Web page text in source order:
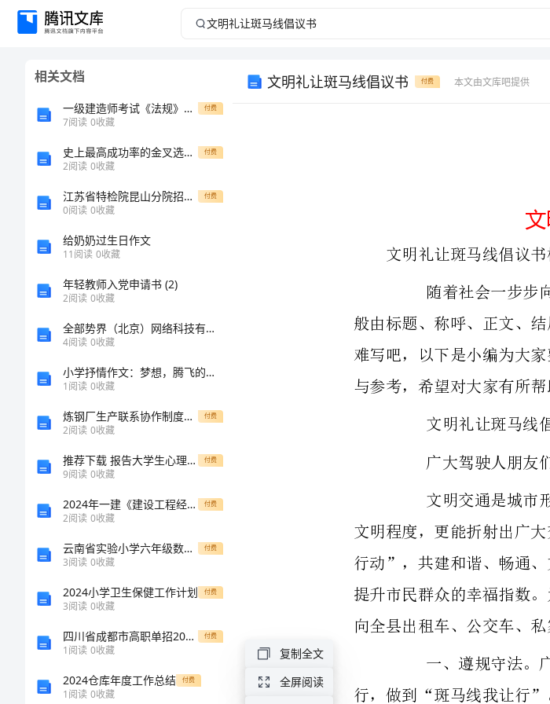
文
相关文档
一级建造师考试《法规》题库每日练习100题含答案[卷1672] 付费
7阅读 0收藏
史上最高成功率的金叉选股公式大全仅分享一次速度收藏! 付费
2阅读 0收藏
江苏省特检院昆山分院招考1名劳务派遣用工自我检测模拟卷2 付费
0阅读 0收藏
给奶奶过生日作文
11阅读 0收藏
年轻教师入党申请书 (2)
2阅读 0收藏
全部势界（北京）网络科技有限公司介绍企业发展分析报告
4阅读 0收藏
小学抒情作文：梦想，腾飞的翅膀
1阅读 0收藏
炼钢厂生产联系协作制度范文 付费
2阅读 0收藏
推荐下载 报告大学生心理健康教育自我成长报告 付费
9阅读 0收藏
2024年一建《建设工程经济》自我检测A卷（附答案） 付费
2阅读 0收藏
云南省实验小学六年级数学下学期开学检测试题 附答案 付费
3阅读 0收藏
2024小学卫生保健工作计划 付费
3阅读 0收藏
四川省成都市高职单招2023年英语真题及答案 付费
1阅读 0收藏
2024仓库年度工作总结 付费
1阅读 0收藏
文明礼让斑马线倡议书 付费 本文由文库吧提供
与参考，希望对大家有所帮助。
文明礼让斑马线倡议书篇1
广大驾驶人朋友们：
行，做到“斑马线我让行”。
前减速，并依次在斑马线前停车让行。
复制全文
全屏阅读